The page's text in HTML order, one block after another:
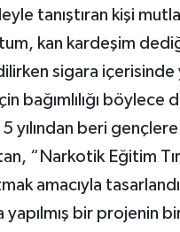
tanıştıran kişi
kan kardeşim
sigara içerisinde
bağımlılığı böylece
yılından beri gençlere
“Narkotik Eğitim
amacıyla
bir projenin